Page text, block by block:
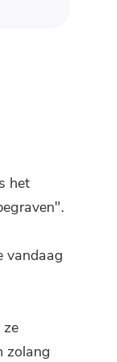
het
​​zolang